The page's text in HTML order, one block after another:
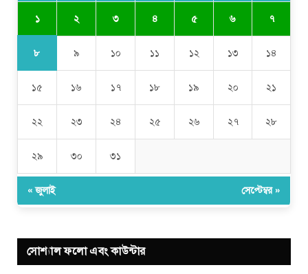
১ ২ ৩ ৪ ৫ ৬ ৭
৮ ৯ ১০ ১১ ১২ ১৩ ১৪
১৫ ১৬ ১৭ ১৮ ১৯ ২০ ২১
২২ ২৩ ২৪ ২৫ ২৬ ২৭ ২৮
২৯ ৩০ ৩১
« জুলাই সেপ্টেম্বর »
সোশ্যাল ফলো এবং কাউন্টার